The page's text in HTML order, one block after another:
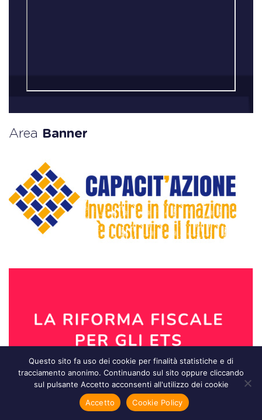
Area Banner
Questo sito fa uso dei cookie per finalità statistiche e di
tracciamento anonimo. Continuando sul sito oppure cliccando
sul pulsante Accetto acconsenti all'utilizzo dei cookie
Accetto
Cookie Policy